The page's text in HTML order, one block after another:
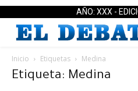
AÑO: XXX -
Inicio Etiquetas Medina
Etiqueta: Medina